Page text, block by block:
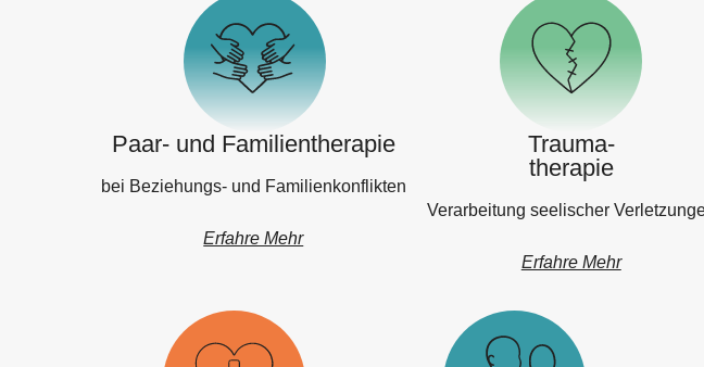
Paar- und Familientherapie
bei Beziehungs- und Familienkonflikten
Erfahre Mehr
Trauma-
therapie
Verarbeitung seelischer
Erfahre Mehr